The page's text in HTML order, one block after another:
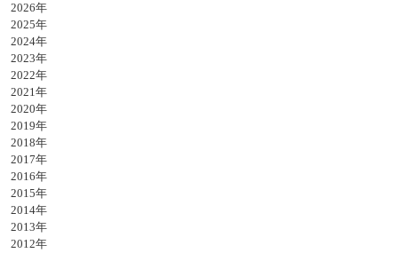
2026年
2025年
2024年
2023年
2022年
2021年
2020年
2019年
2018年
2017年
2016年
2015年
2014年
2013年
2012年